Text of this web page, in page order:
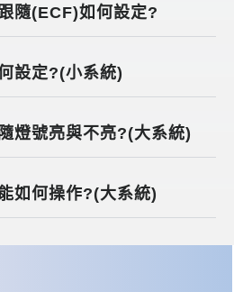
隨(ECF)如何設定?
設定?(小系統)
燈號亮與不亮?(大系統)
如何操作?(大系統)